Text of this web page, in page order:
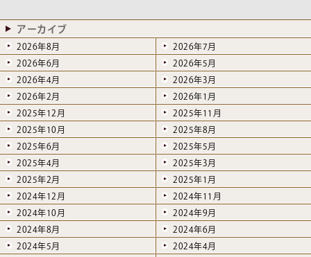
アーカイブ
2026年8月
2026年7月
2026年6月
2026年5月
2026年4月
2026年3月
2026年2月
2026年1月
2025年12月
2025年11月
2025年10月
2025年8月
2025年6月
2025年5月
2025年4月
2025年3月
2025年2月
2025年1月
2024年12月
2024年11月
2024年10月
2024年9月
2024年8月
2024年6月
2024年5月
2024年4月